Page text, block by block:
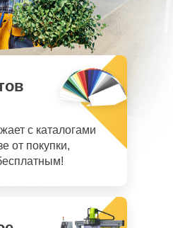
с каталогами
от покупки,